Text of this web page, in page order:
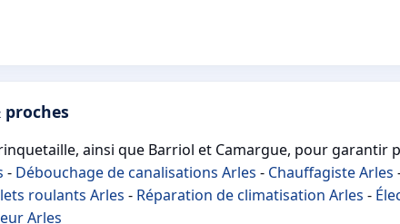
ainsi que Barriol et Camargue, pour garantir
- Débouchage de canalisations Arles - Chauffagiste Arles
roulants Arles - Réparation de climatisation Arles -
Arles